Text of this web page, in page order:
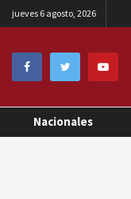
jueves 6 agosto, 2026
Nacionales